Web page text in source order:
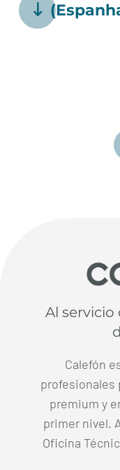
Al servicio
Calefón
profesionales
premium y
primer nivel.
Oficina